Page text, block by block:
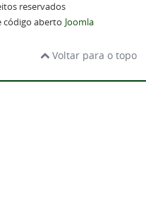
reservados
código aberto Joomla
Voltar para o topo